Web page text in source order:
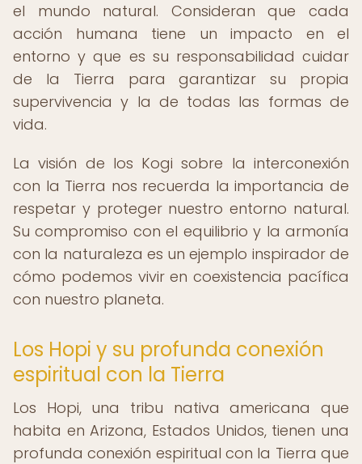
el mundo natural. Consideran que cada
acción humana tiene un impacto en el
entorno y que es su responsabilidad cuidar
de la Tierra para garantizar su propia
supervivencia y la de todas las formas de
vida.
La visión de los Kogi sobre la interconexión
con la Tierra nos recuerda la importancia de
respetar y proteger nuestro entorno natural.
Su compromiso con el equilibrio y la armonía
con la naturaleza es un ejemplo inspirador de
cómo podemos vivir en coexistencia pacífica
con nuestro planeta.
Los Hopi y su profunda conexión
espiritual con la Tierra
Los Hopi, una tribu nativa americana que
habita en Arizona, Estados Unidos, tienen una
profunda conexión espiritual con la Tierra que